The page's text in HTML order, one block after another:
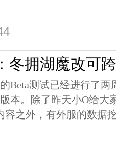
冬拥湖魔改可
Beta测试已经进行了
本。除了昨天小O给
容之外，有外服的数据